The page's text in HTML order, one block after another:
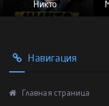
Никто
Навигация
Главная страница